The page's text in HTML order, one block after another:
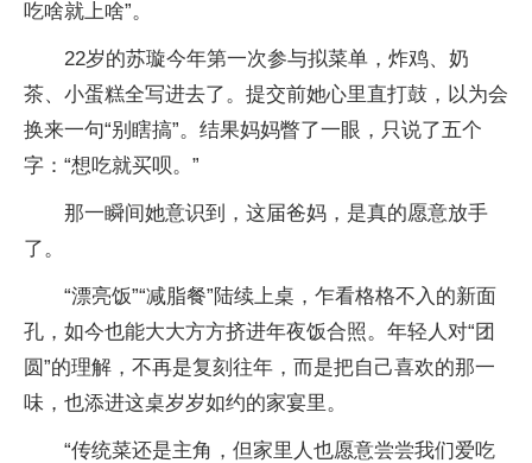
吃啥就上啥”。
22岁的苏璇今年第一次参与拟菜单，炸鸡、奶
茶、小蛋糕全写进去了。提交前她心里直打鼓，以为会
换来一句“别瞎搞”。结果妈妈瞥了一眼，只说了五个
字：“想吃就买呗。”
那一瞬间她意识到，这届爸妈，是真的愿意放手
了。
“漂亮饭”“减脂餐”陆续上桌，乍看格格不入的新面
孔，如今也能大大方方挤进年夜饭合照。年轻人对“团
圆”的理解，不再是复刻往年，而是把自己喜欢的那一
味，也添进这桌岁岁如约的家宴里。
“传统菜还是主角，但家里人也愿意尝尝我们爱吃